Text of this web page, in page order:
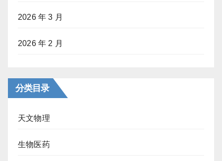
2026 年 3 月
2026 年 2 月
分类目录
天文物理
生物医药